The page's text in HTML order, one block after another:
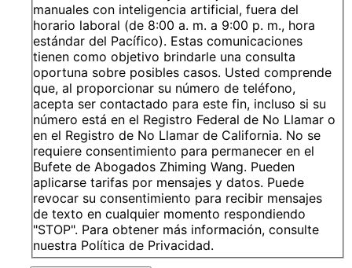
manuales con inteligencia artificial, fuera del
horario laboral (de 8:00 a. m. a 9:00 p. m., hora
estándar del Pacífico). Estas comunicaciones
tienen como objetivo brindarle una consulta
oportuna sobre posibles casos. Usted comprende
que, al proporcionar su número de teléfono,
acepta ser contactado para este fin, incluso si su
número está en el Registro Federal de No Llamar o
en el Registro de No Llamar de California. No se
requiere consentimiento para permanecer en el
Bufete de Abogados Zhiming Wang. Pueden
aplicarse tarifas por mensajes y datos. Puede
revocar su consentimiento para recibir mensajes
de texto en cualquier momento respondiendo
"STOP". Para obtener más información, consulte
nuestra Política de Privacidad.